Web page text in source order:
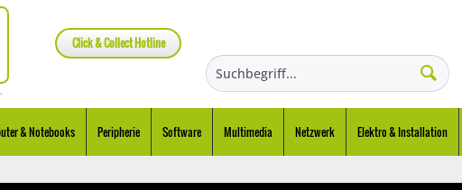
Click & Collect Hotline
& Notebooks Peripherie Software Multimedia Netzwerk Elektro & Installation